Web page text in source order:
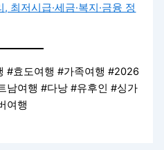
최저시급·세금·복지·금융 정
#효도여행 #가족여행 #2026
남여행 #다낭 #유후인 #싱가
여행